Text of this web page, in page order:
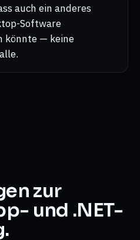
auch ein anderes
Software
könnte — keine
zur
und .NET-